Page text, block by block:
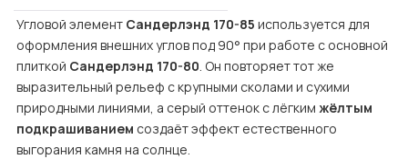
Угловой элемент Сандерлэнд 170-85 используется для
оформления внешних углов под 90° при работе с основной
плиткой Сандерлэнд 170-80. Он повторяет тот же
выразительный рельеф с крупными сколами и сухими
природными линиями, а серый оттенок с лёгким жёлтым
подкрашиванием создаёт эффект естественного
выгорания камня на солнце.